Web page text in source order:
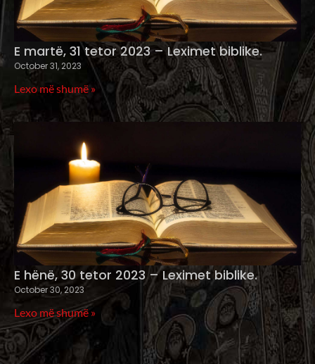
E martë, 31 tetor 2023 – Leximet biblike.
October 31, 2023
Lexo më shumë »
E hënë, 30 tetor 2023 – Leximet biblike.
October 30, 2023
Lexo më shumë »